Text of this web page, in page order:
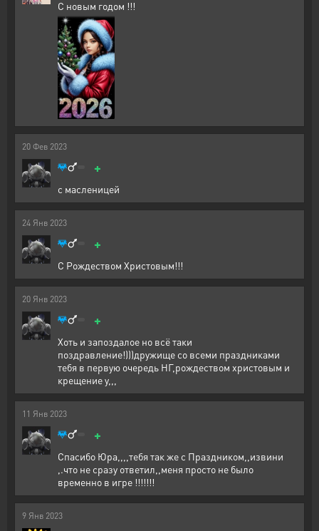
С новым годом !!!
20 Фев 2023
+
с масленицей
24 Янв 2023
+
С Рождеством Христовым!!!
20 Янв 2023
+
Хоть и запоздалое но всё таки
поздравление!)))дружище со всеми праздниками
тебя в первую очередь НГ,рождеством христовым и
крещение у,,,
11 Янв 2023
+
Спасибо Юра,,,,тебя так же с Праздником,,извини
,.что не сразу ответил,,меня просто не было
временно в игре !!!!!!!
9 Янв 2023